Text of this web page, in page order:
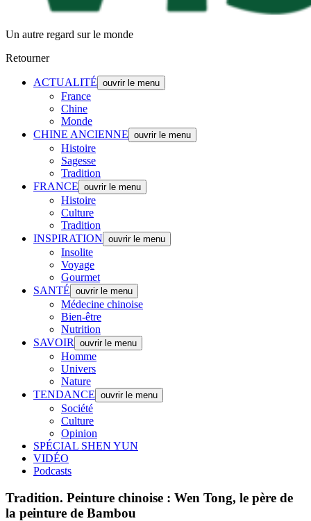
Un autre regard sur le monde
Retourner
ACTUALITÉ ouvrir le menu
France
Chine
Monde
CHINE ANCIENNE ouvrir le menu
Histoire
Sagesse
Tradition
FRANCE ouvrir le menu
Histoire
Culture
Tradition
INSPIRATION ouvrir le menu
Insolite
Voyage
Gourmet
SANTÉ ouvrir le menu
Médecine chinoise
Bien-être
Nutrition
SAVOIR
ouvrir le menu
Homme
Univers
Nature
TENDANCE ouvrir le menu
Société
Culture
Opinion
SPÉCIAL SHEN YUN
VIDÉO
Podcasts
Tradition. Peinture chinoise : Wen Tong, le père de
la peinture de Bambou